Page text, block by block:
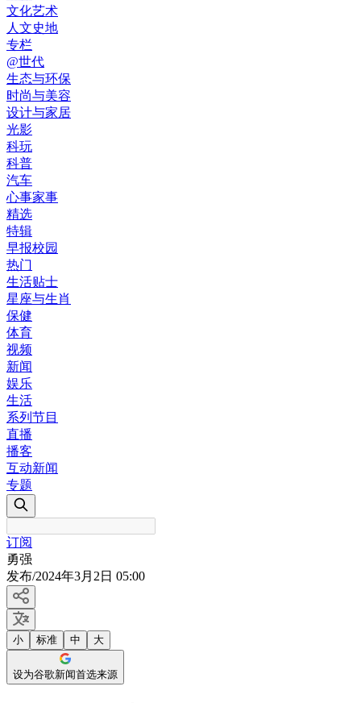
文化艺术
人文史地
专栏
@世代
生态与环保
时尚与美容
设计与家居
光影
科玩
科普
汽车
心事家事
精选
特辑
早报校园
热门
生活贴士
星座与生肖
保健
体育
视频
新闻
娱乐
生活
系列节目
直播
播客
互动新闻
专题
订阅
勇强
发布/2024年3月2日 05:00
小 标准 中 大
设为谷歌新闻首选来源